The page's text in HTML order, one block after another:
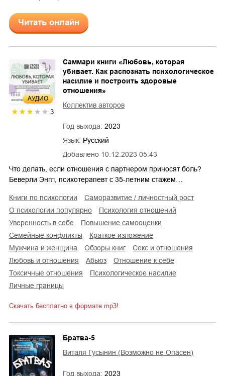
Читать онлайн
AУДИО
3
Добавлено 10.12.2023 05:43
Саммари книги «Любовь, которая
убивает. Как распознать психологическое
насилие и построить здоровые
отношения»
Коллектив авторов
Год выхода: 2023
Язык: Русский
Что делать, если отношения с партнером приносят боль?
Беверли Энгл, психотерапевт с 35-летним стажем…
книги по психологии
саморазвитие / личностный рост
о психологии популярно
психология отношений
уверенность в себе
повышение самооценки
семейные конфликты
краткое изложение
мужчина и женщина
обзоры книг
секс и отношения
любовь и отношения
абьюз
отношение к себе
токсичные отношения
психологическое насилие
личные границы
Скачать бесплатно в формате mp3!
Братва-5
Виталя Гусынин (Возможно не Опасен)
Год выхода: 2023